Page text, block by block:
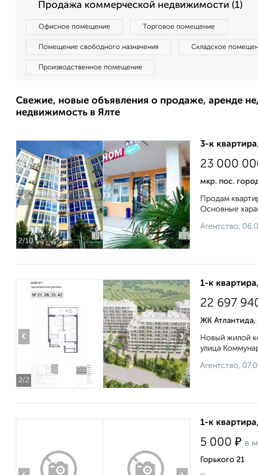
Продажа коммерческой недвижимости (1)
Офисное помещение Торговое помещение
Помещение свободного назначения Складское
Производственное помещение
Свежие, новые объявления о продаже, аренде
недвижимость в Ялте
2/10
‹ ›
3-к
23 000
мкр. пос.
Продам
Основные
Агентство,
2/2
‹ ›
1-к
22 697
ЖК Атлантида,
Новый жилой
улица
Агентство,
1-к
5 000 ₽ в
Горького 21